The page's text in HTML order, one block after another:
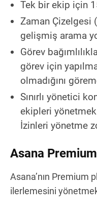
Tek bir ekip için
Zaman Çizelgesi
gelişmiş arama
Görev
görev için
olmadığını
Sınırlı yönetici
ekipleri
İzinleri yönetme
Asana
Asana’nın Premium
ilerlemesini